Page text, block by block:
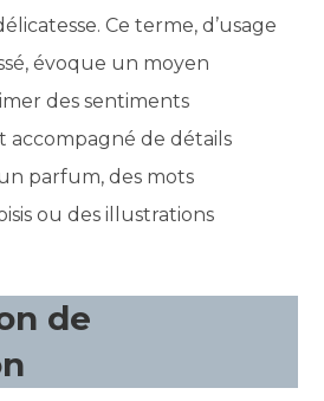
Ce terme, d’usage
évoque un moyen
des sentiments
accompagné de détails
parfum, des mots
ou des illustrations
de